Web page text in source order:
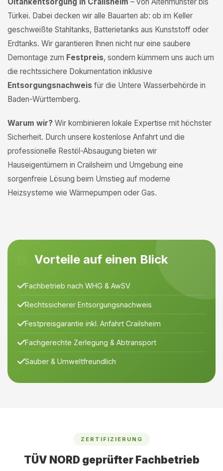
Türkei. Dabei decken wir alle Bauarten ab: ob im Keller
geschweißte Stahltanks, Batterietanks aus Kunststoff oder
Erdtanks. Wir garantieren Ihnen nicht nur eine saubere
Demontage zum Festpreis, sondern kümmern uns auch um
die rechtssichere Dokumentation inklusive
Entsorgungsnachweis für die Untere Wasserbehörde in
Baden-Württemberg.
Warum wir? Wir kombinieren lokale Expertise mit höchster
Sicherheit. Durch unsere kostenlose Anfahrt und die
professionelle Restöl-Absaugung bieten wir
Hauseigentümern in Crailsheim und Umgebung eine
sorgenfreie Lösung beim Umstieg auf moderne
Heizsysteme wie Wärmepumpen oder Gas.
Vorteile auf einen Blick
Fachbetrieb nach WHG & AwSV
Rechtssicherer Entsorgungsnachweis
Festpreisgarantie inkl. Anfahrt Crailsheim
Fachgerechte Zerlegung & Abtransport
Sauber & Umweltfreundlich
ZERTIFIZIERUNG
TÜV NORD geprüfter Fachbetrieb